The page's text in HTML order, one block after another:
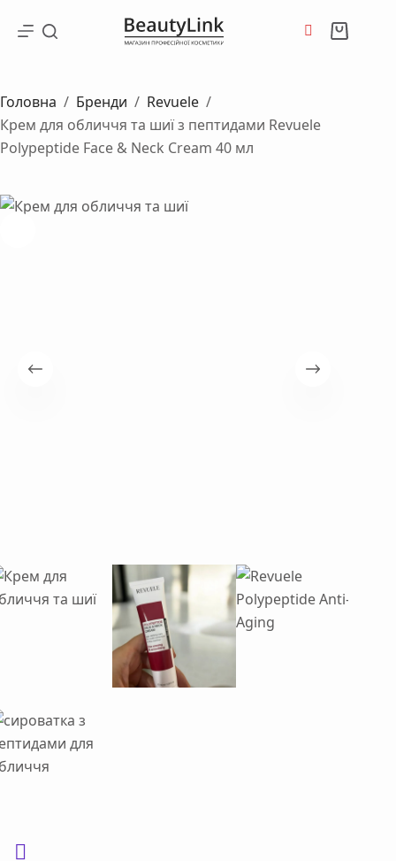
Кошик
Головна / Бренди / Revuele /
Крем для обличчя та шиї з пептидами Revuele
Polypeptide Face & Neck Cream 40 мл